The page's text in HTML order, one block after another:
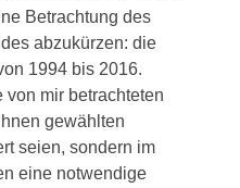
Betrachtung des
abzukürzen: die
1994 bis 2016.
mir betrachteten
gewählten
seien, sondern im
eine notwendige